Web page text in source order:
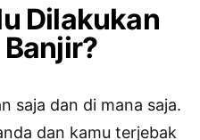
Dilakukan
saja dan di mana saja.
dan kamu terjebak